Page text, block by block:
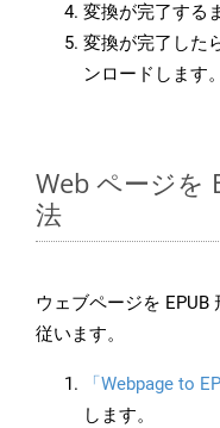
変換が完了する
変換が完了した
ンロードします。
Web ページを
法
ウェブページを EPUB
従います。
「Webpage to
します。